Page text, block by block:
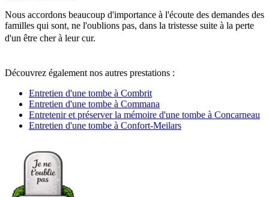
Nous accordons beaucoup d'importance à l'écoute des demandes des
familles qui sont, ne l'oublions pas, dans la tristesse suite à la perte
d'un être cher à leur cur.
Découvrez également nos autres prestations :
Entretien d'une tombe à Combrit
Entretien d'une tombe à Commana
Entretenir et préserver la mémoire d'une tombe à Concarneau
Entretien d'une tombe à Confort-Meilars